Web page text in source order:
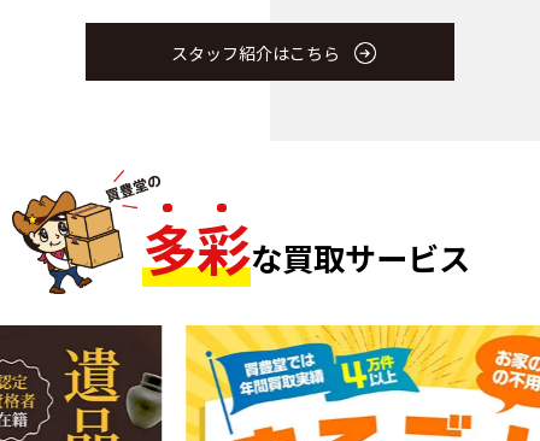
スタッフ紹介はこちら
多彩な買取サービス